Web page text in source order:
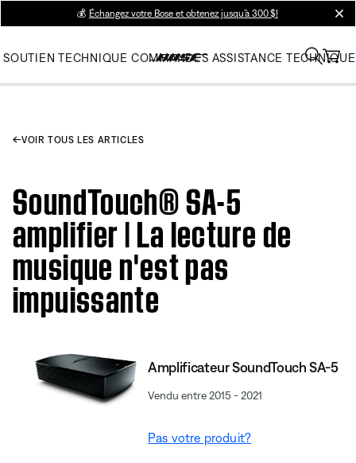
💰 Échangez votre Bose et obtenez jusqu’à 300 $!
SOUTIEN TECHNIQUE COMMANDES ASSISTANCE TECHNIQUE
VOIR TOUS LES ARTICLES
SoundTouch® SA-5
amplifier | La lecture de
musique n'est pas
impuissante
Amplificateur SoundTouch SA-5
Vendu entre 2015 - 2021
Pas votre produit?